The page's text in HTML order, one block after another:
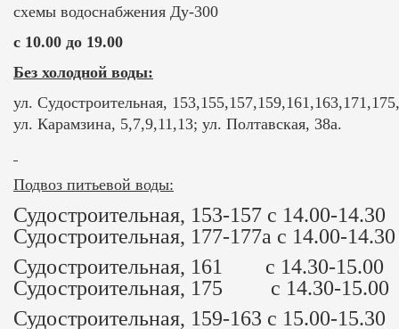
схемы водоснабжения Ду-300
с 10.00 до 19.00
Без холодной воды:
ул. Судостроительная,
ул. Карамзина, 5,7,9,11,13; ул. Полтавская, 38а.
Подвоз питьевой воды:
Судостроительная, 153-157 с 14.00-
Судостроительная, 177-177а с 14.00-14.30
Судостроительная, 161 с 14.30-
Судостроительная, 175 с 14.30-15.00
Судостроительная, 159-163 с 15.00-